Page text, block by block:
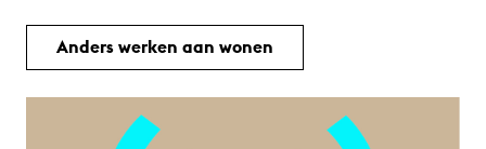
Anders werken aan wonen